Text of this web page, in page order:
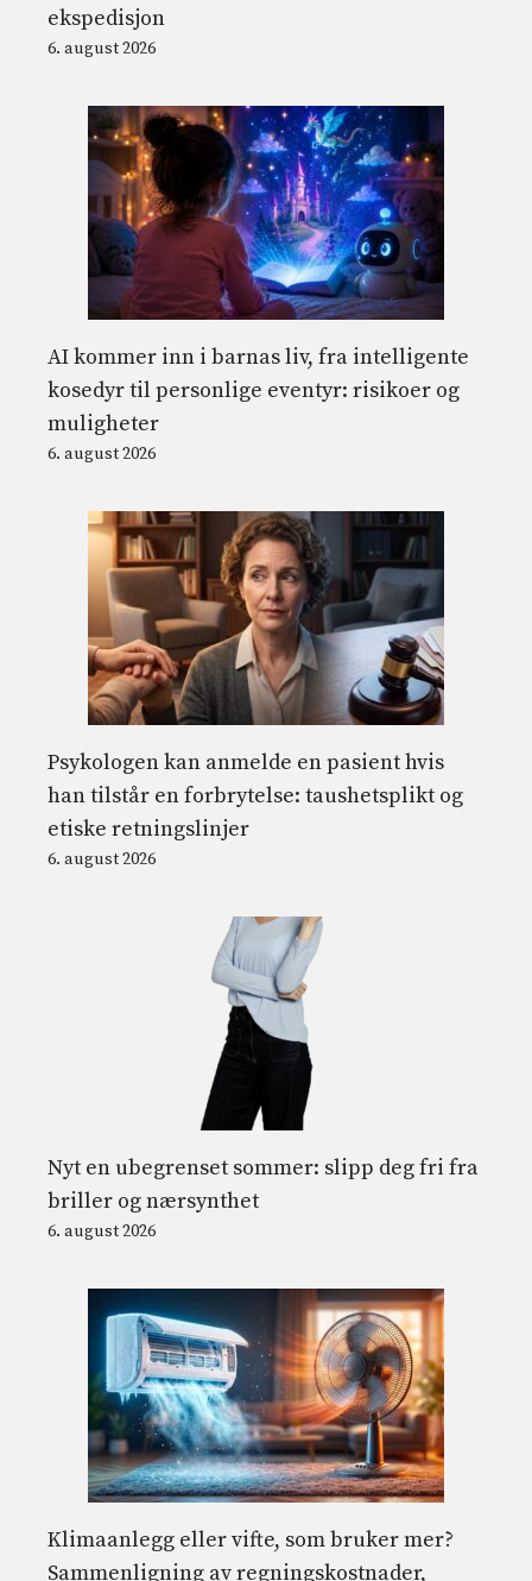
ekspedisjon
6. august 2026
AI kommer inn i barnas liv, fra intelligente
kosedyr til personlige eventyr: risikoer og
muligheter
6. august 2026
Psykologen kan anmelde en pasient hvis
han tilstår en forbrytelse: taushetsplikt og
etiske retningslinjer
6. august 2026
Nyt en ubegrenset sommer: slipp deg fri fra
briller og nærsynthet
6. august 2026
Klimaanlegg eller vifte, som bruker mer?
Sammenligning av regningskostnader,